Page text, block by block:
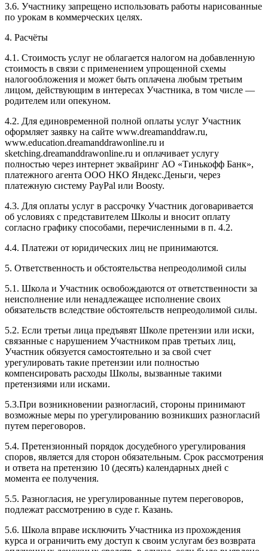
3.6. Участнику запрещено использовать работы нарисованные
по урокам в коммерческих целях.
4. Расчёты
4.1. Cтоимость услуг не облагается налогом на добавленную
стоимость в связи с применением упрощенной схемы
налогообложения и может быть оплачена любым третьим
лицом, действующим в интересах Участника, в том числе —
родителем или опекуном.
4.2. Для единовременной полной оплаты услуг Участник
оформляет заявку на сайте www.dreamanddraw.ru,
www.education.dreamanddrawonline.ru и
sketching.dreamanddrawonline.ru и оплачивает услугу
полностью через интернет эквайринг АО «Тинькофф Банк»,
платежного агента ООО НКО Яндекс.Деньги, через
платежную систему PayPal или Boosty.
4.3. Для оплаты услуг в рассрочку Участник договаривается
об условиях с представителем Школы и вносит оплату
согласно графику способами, перечисленными в п. 4.2.
4.4. Платежи от юридических лиц не принимаются.
5. Ответственность и обстоятельства непреодолимой силы
5.1. Школа и Участник освобождаются от ответственности за
неисполнение или ненадлежащее исполнение своих
обязательств вследствие обстоятельств непреодолимой силы.
5.2. Если третьи лица предъявят Школе претензии или иски,
связанные с нарушением Участником прав третьих лиц,
Участник обязуется самостоятельно и за свой счет
урегулировать такие претензии или полностью
компенсировать расходы Школы, вызванные такими
претензиями или исками.
5.3.При возникновении разногласий, стороны принимают
возможные меры по урегулированию возникших разногласий
путем переговоров.
5.4. Претензионный порядок досудебного урегулирования
споров, является для сторон обязательным. Срок рассмотрения
и ответа на претензию 10 (десять) календарных дней с
момента ее получения.
5.5. Разногласия, не урегулированные путем переговоров,
подлежат рассмотрению в суде г. Казань.
5.6. Школа вправе исключить Участника из прохождения
курса и ограничить ему доступ к своим услугам без возврата